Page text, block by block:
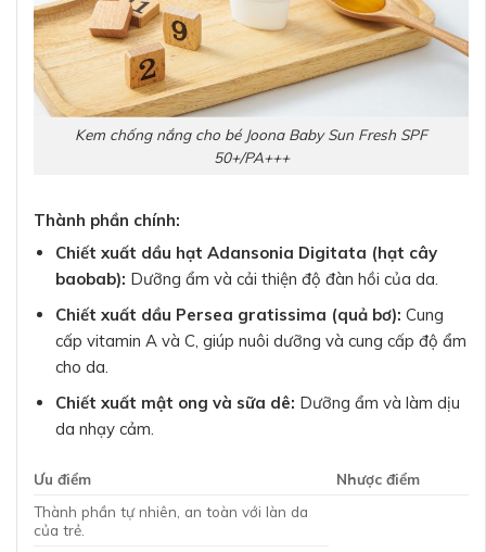
Kem chống nắng cho bé Joona Baby Sun Fresh SPF
50+/PA+++
Thành phần chính:
Chiết xuất dầu hạt Adansonia Digitata (hạt cây
baobab): Dưỡng ẩm và cải thiện độ đàn hồi của da.
Chiết xuất dầu Persea gratissima (quả bơ): Cung
cấp vitamin A và C, giúp nuôi dưỡng và cung cấp độ ẩm
cho da.
Chiết xuất mật ong và sữa dê: Dưỡng ẩm và làm dịu
da nhạy cảm.
Ưu điểm
Nhược điểm
Thành phần tự nhiên, an toàn với làn da
của trẻ.